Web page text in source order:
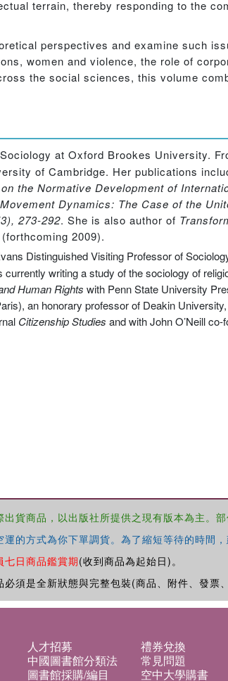
terrain, thereby responding to the
perspectives and examine such
women and violence, the role of
the social sciences, this volume
at Oxford Brookes University.
of Cambridge. Her publications
the Normative Development of
Dynamics: The Case of the
273-292. She is also author of
2009).
Distinguished Visiting Professor of
writing a study of the sociology of
Human Rights with Penn State University
an honorary professor of Deakin
Citizenship Studies and with John O’Neill co-
貨商品，以出版社所提供之現有版本為主。
的方式為你下單調貨。為了縮短等待的時間
七日商品鑑賞期(收到商品為起始日)。
須是全新狀態與完整包裝(商品、附件、發票
人才招募 禮券兌換
中國圖書館分類法 常見問題
圖書館採購/編目 空中大學購書